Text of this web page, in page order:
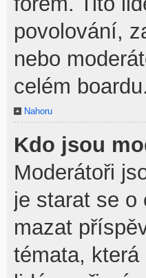
povolování,
nebo
celém boardu.
Nahoru
Kdo jsou
Moderátoři
je starat se o
mazat
témata,